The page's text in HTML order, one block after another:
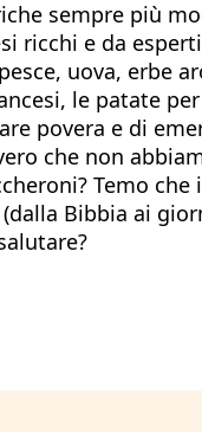
sempre più
ricchi e da
uova,
le patate
povera e di
che non
Temo
Bibbia ai